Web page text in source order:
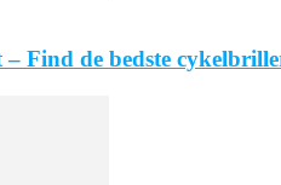
Find de bedste